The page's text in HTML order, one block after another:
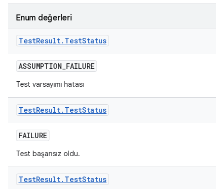
Enum değerleri
TestResult. TestStatus
ASSUMPTION_FAILURE
Test varsayımı hatası
TestResult. TestStatus
FAILURE
Test başarısız oldu.
TestResult. TestStatus